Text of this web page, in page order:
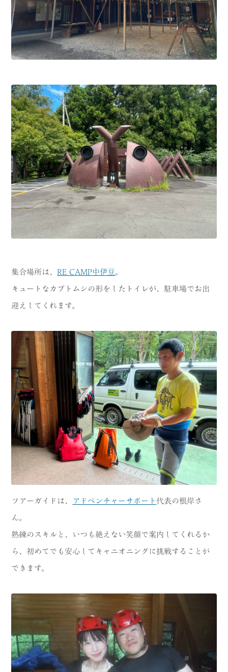
集合場所は、 RE CAMP中伊豆。
キュートなカブトムシの形をしたトイレが、駐車場でお出
迎えしてくれます。
ツアーガイドは、 アドベンチャーサポート代表の根岸さ
ん。
熟練のスキルと、いつも絶えない笑顔で案内してくれるか
ら、初めてでも安心してキャニオニングに挑戦することが
できます。